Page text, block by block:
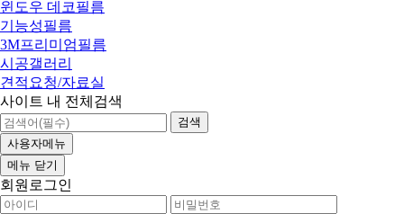
윈도우 데코필름
기능성필름
3M프리미엄필름
시공갤러리
견적요청/자료실
사이트 내 전체검색
검색
사용자메뉴
메뉴 닫기
회원로그인